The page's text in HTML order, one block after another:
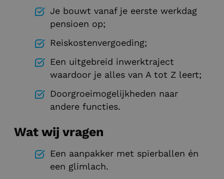
Je bouwt vanaf je eerste werkdag
pensioen op;
Reiskostenvergoeding;
Een uitgebreid inwerktraject
waardoor je alles van A tot Z leert;
Doorgroeimogelijkheden naar
andere functies.
Wat wij vragen
Een aanpakker met spierballen én
een glimlach.